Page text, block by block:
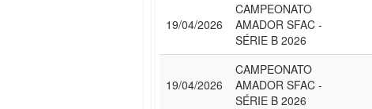
19/04/2026
CAMPEONATO
AMADOR SFAC -
SÉRIE B 2026
19/04/2026
CAMPEONATO
AMADOR SFAC -
SÉRIE B 2026